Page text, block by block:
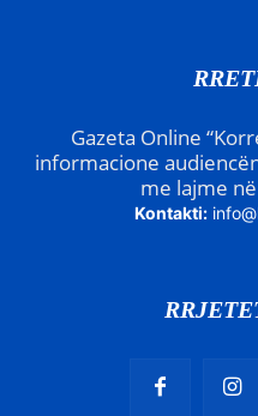
Gazeta Online
informacione
me lajme
Kontakti: